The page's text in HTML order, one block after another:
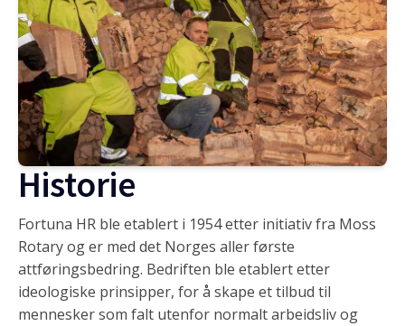
Historie
Fortuna HR ble etablert i 1954 etter initiativ fra Moss
Rotary og er med det Norges aller første
attføringsbedring. Bedriften ble etablert etter
ideologiske prinsipper, for å skape et tilbud til
mennesker som falt utenfor normalt arbeidsliv og